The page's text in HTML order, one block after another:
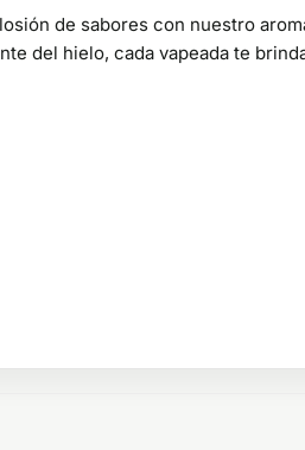
de sabores con nuestro
del hielo, cada vapeada te